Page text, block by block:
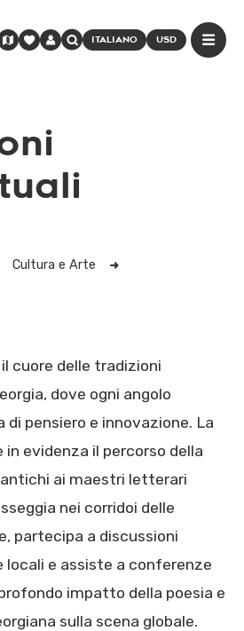
ITALIANO USD
Cultura e Arte
cuore delle tradizioni
dove ogni angolo
pensiero e innovazione. La
evidenza il percorso della
ai maestri letterari
nei corridoi delle
partecipa a discussioni
e assiste a conferenze
impatto della poesia e
sulla scena globale.